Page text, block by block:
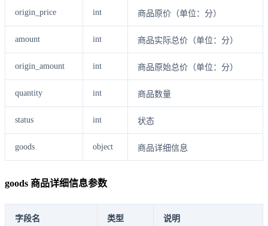
origin_price int 商品原价（单位：分）
amount int 商品实际总价（单位：分）
origin_amount int 商品原始总价（单位：分）
quantity int 商品数量
status int 状态
goods object 商品详细信息
goods 商品详细信息参数
字段名 类型 说明